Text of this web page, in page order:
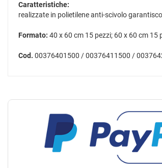
Caratteristiche:
realizzate in polietilene anti-scivolo
Formato: 40 x 60 cm 15 pezzi; 60 x 60 cm 15
Cod. 00376401500 / 00376411500 /